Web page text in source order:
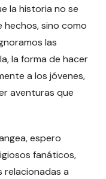
la historia no se
hechos, sino como
las
la forma de hacer
a los jóvenes,
aventuras que
espero
fanáticos,
relacionadas a